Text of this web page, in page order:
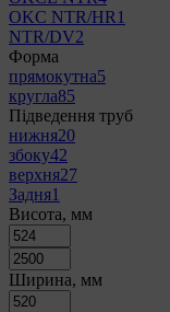
OKC NTR/HR 1
NTR/DV2
Форма
прямокутна5
кругла85
Підведення труб
нижня20
збоку42
верхня27
Задня1
Висота, мм
Ширина, мм